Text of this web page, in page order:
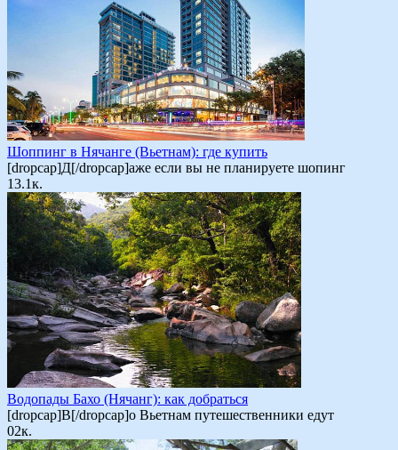
Шоппинг в Нячанге (Вьетнам): где купить
[dropcap]Д[/dropcap]аже если вы не планируете шопинг
13.1к.
Водопады Бахо (Нячанг): как добраться
[dropcap]В[/dropcap]о Вьетнам путешественники едут
02к.